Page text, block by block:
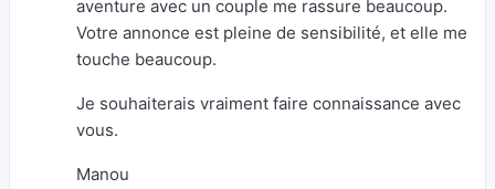
aventure avec un couple me rassure beaucoup.
Votre annonce est pleine de sensibilité, et elle me
touche beaucoup.
Je souhaiterais vraiment faire connaissance avec
vous.
Manou